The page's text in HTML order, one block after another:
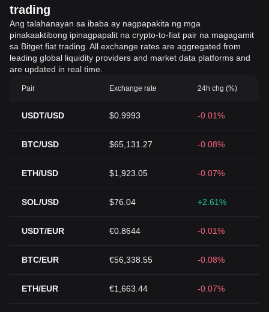
trading
Ang talahanayan sa ibaba ay nagpapakita ng mga
pinakaaktibong ipinagpapalit na crypto-to-fiat pair na magagamit
sa Bitget fiat trading. All exchange rates are aggregated from
leading global liquidity providers and market data platforms and
are updated in real time.
Pair Exchange rate 24h chg (%)
USDT/USD $0.9993 -0.01%
BTC/USD $65,131.27 -0.08%
ETH/USD $1,923.05 -0.07%
SOL/USD $76.04 +2.61%
USDT/EUR €0.8644 -0.01%
BTC/EUR €56,338.55 -0.08%
ETH/EUR €1,663.44 -0.07%